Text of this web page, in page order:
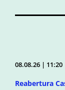
08.08.26 | 11:20
Reabertura